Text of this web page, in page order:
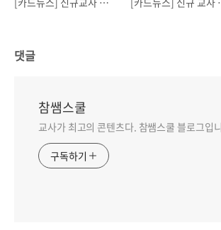
댓글
참쌤스쿨
교사가 최고의 콘텐츠다. 참쌤스쿨 블로그입
구독하기